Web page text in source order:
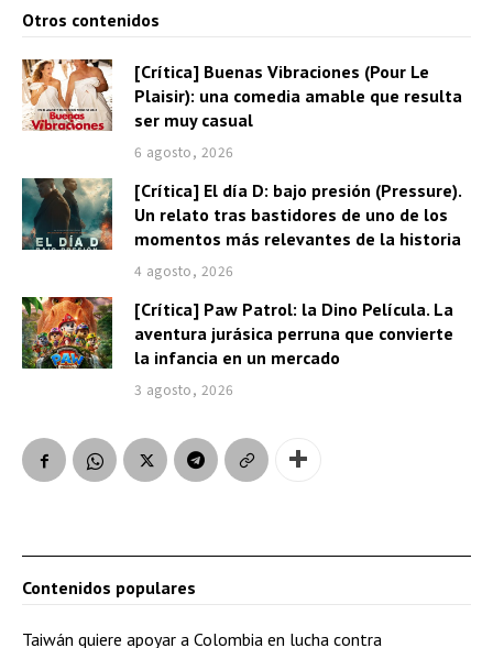
Otros contenidos
[Crítica] Buenas Vibraciones (Pour Le
Plaisir): una comedia amable que resulta
ser muy casual
6 agosto, 2026
[Crítica] El día D: bajo presión (Pressure).
Un relato tras bastidores de uno de los
momentos más relevantes de la historia
4 agosto, 2026
[Crítica] Paw Patrol: la Dino Película. La
aventura jurásica perruna que convierte
la infancia en un mercado
3 agosto, 2026
Contenidos populares
Taiwán quiere apoyar a Colombia en lucha contra